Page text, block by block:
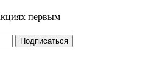
первым